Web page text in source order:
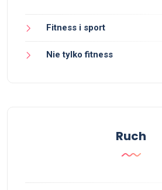
Fitness i sport
Nie tylko fitness
Ruch